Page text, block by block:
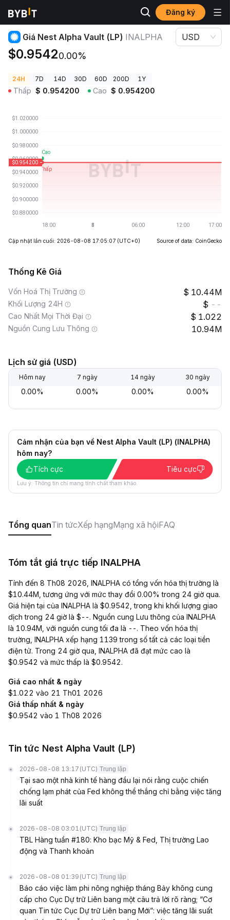
Đăng ký
Giá Tiền Điện Tử Giá Nest Alpha Vault (LP) INALPHA
Giá Nest Alpha Vault (LP) INALPHA
$0.95420.00%
USD
24H 7D 14D 30D 60D 200D 1Y
Thấp $ 0.954200 Cao $ 0.954200
Cập nhật lần cuối: 2026-08-08 17:05:07 (UTC+0) Source of data: CoinGecko
Thống Kê Giá
Vốn Hoá Thị Trường 10.44M
Khối Lượng 24H --
Cao Nhất Mọi Thời Đại 1.022
Nguồn Cung Lưu Thông 10.94M
Lịch sử giá (USD)
Hôm nay 7 ngày 14 ngày 30 ngày
0.00% 0.00% 0.00% 0.00%
Cảm nhận của bạn về Nest Alpha Vault (LP) (INALPHA)
hôm nay?
Tích cực
Tiêu cực
Lưu ý: Thông tin chỉ mang tính chất tham khảo.
Tổng quanTin tứcXếp hạngMạng xã hộiFAQ
Tóm tắt giá trực tiếp INALPHA
Tính đến 8 Th08 2026, INALPHA có tổng vốn hóa thị trường là
$10.44M, tương ứng với mức thay đổi 0.00% trong 24 giờ qua.
Giá hiện tại của INALPHA là $0.9542, trong khi khối lượng giao
dịch trong 24 giờ là $--. Nguồn cung Lưu thông của INALPHA
là 10.94M, với nguồn cung tối đa là --. Theo vốn hóa thị
trường, INALPHA xếp hạng 1139 trong số tất cả các loại tiền
điện tử. Trong 24 giờ qua, INALPHA đã đạt mức cao là
$0.9542 và mức thấp là $0.9542.
Giá cao nhất & ngày
$1.022 vào 21 Th01 2026
Giá thấp nhất & ngày
$0.9542 vào 1 Th08 2026
Tin tức Nest Alpha Vault (LP)
2026-08-08 13:17 (UTC) Trung lập
Tại sao một nhà kinh tế hàng đầu lại nói rằng cuộc chiến
chống lạm phát của Fed không thể thắng chỉ bằng việc tăng
lãi suất
2026-08-08 03:01 (UTC) Trung lập
TBL Hàng tuần #180: Kho bạc Mỹ & Fed, Thị trường Lao
động và Thanh khoản
2026-08-08 01:39 (UTC) Trung lập
Báo cáo việc làm phi nông nghiệp tháng Bảy không cung
cấp cho Cục Dự trữ Liên bang một câu trả lời rõ ràng; “Cơ
quan Tin tức Cục Dự trữ Liên bang Mới”: việc tăng lãi suất